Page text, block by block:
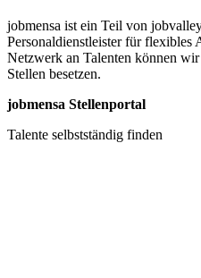
jobmensa ist ein Teil von
Personaldienstleister für flexibles
Netzwerk an Talenten können
Stellen besetzen.
jobmensa Stellenportal
Talente selbstständig finden